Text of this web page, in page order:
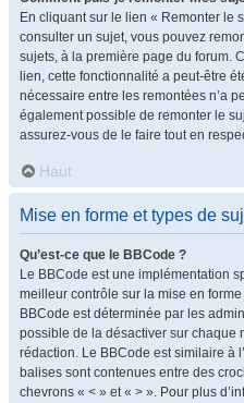
En cliquant sur le lien « Remonter le
consulter un sujet, vous pouvez
sujets, à la première page du forum.
lien, cette fonctionnalité a peut-être
nécessaire entre les remontées n’a
également possible de remonter le
assurez-vous de le faire tout en
Haut
Mise en forme et types de
Qu’est-ce que le BBCode ?
Le BBCode est une implémentation
meilleur contrôle sur la mise en forme
BBCode est déterminée par les
possible de la désactiver sur chaque
rédaction. Le BBCode est similaire à
balises sont contenues entre des
chevrons « < » et « > ». Pour plus